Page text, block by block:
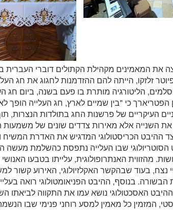
את המאמינים מקהילת הקתולים דוברי העברית
זלזקו, הייתה להם ההזדמנות לחגוג את חג
הליטורגיה מותרת בו פעם בשנה, ביום חג
כי "בין שמיים לארץ, חג העלייה הופך
העיקריים של פרשנות החג בתולדות הנצרות,
את השנייה אלא מאירות צדדים שונים של
ההיבט הכריסטולוגי המדגיש את האדרת המשיח
הסוטריולוגי שבו העלייה נתפסת כהשלמת מעשה
מהזווית האנתרופולוגית, עלייתו בטבעו
נצח, בעוד שבהקשר האקלזיולוגי, האירוע קשור
הבשורה. בנוסף, ההיבט הפניאומטולוגי רואה
האסכטולוגי נושא עמו את התקווה לביאתו
המזמין כל מאמין למסע רוחני פנימי שבו